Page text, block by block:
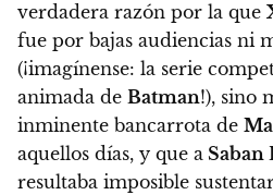
verdadera razón por la que
fue por bajas audiencias ni
(¡imagínense: la serie
animada de Batman!), sino
inminente bancarrota de
aquellos días, y que a
resultaba imposible